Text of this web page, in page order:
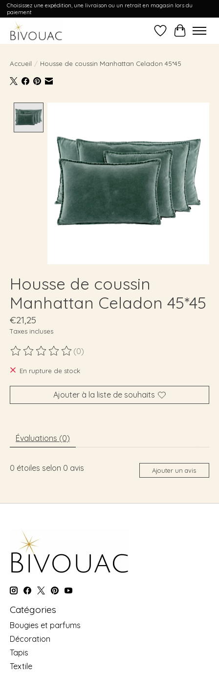
Choisissez une expédition, une livraison ou un retrait en magasin lors du
paiement
Liste dePanier
Accueil / Housse de coussin Manhattan Celadon 45*45
Housse de coussin
Manhattan Celadon 45*45
€21,25
Taxes incluses
Ce produit est évalué à
(0)
En rupture de stock
Ajouter à la liste de souhaits
Évaluations (0)
0 étoiles selon 0 avis Ajouter un avis
Catégories
Bougies et parfums
Décoration
Tapis
Textile